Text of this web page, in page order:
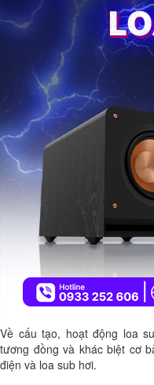
Về cấu tạo, hoạt động loa
tương đồng và khác biệt cơ
điện và loa sub hơi.